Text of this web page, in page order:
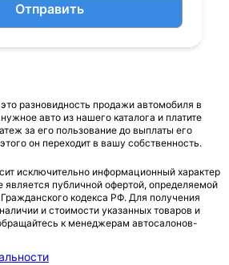
Отправить
разновидность продажи автомобиля в
авто из нашего каталога и платите
за его пользование до выплаты его
он переходит в вашу собственность.
исключительно информационный характер
является публичной офертой, определяемой
кодекса РФ. Для получения
и стоимости указанных товаров и
к менеджерам автосалонов-